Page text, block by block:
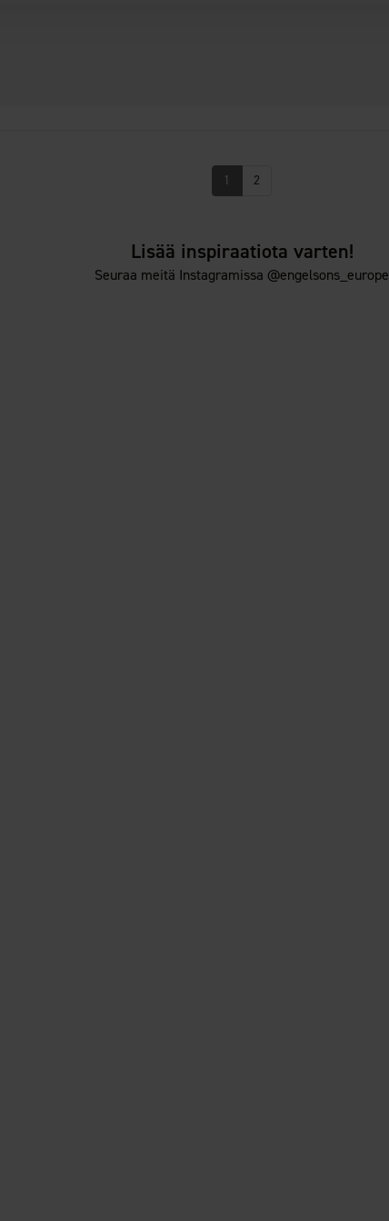
1 2
Lisää inspiraatiota varten!
Seuraa meitä Instagramissa @engelsons_europe